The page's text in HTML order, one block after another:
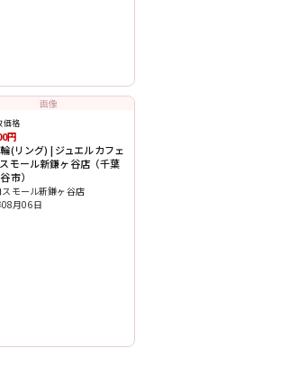
画像
価格
円
(リング) | ジュエルカフェ
モール新鎌ヶ谷店（千葉
市）
スモール新鎌ヶ谷店
月06日